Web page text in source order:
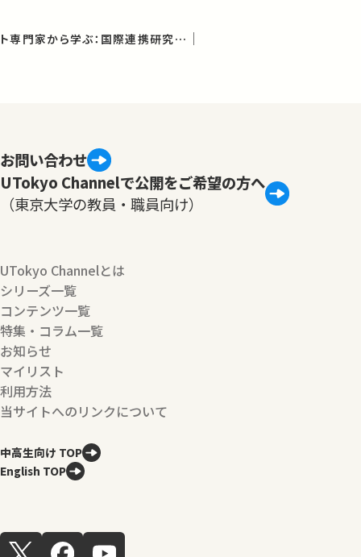
欧州の研究マネジメント専門家から学ぶ：国際連携研究で求められるスキルと役割
お問い合わせ
UTokyo Channelで公開をご希望の方へ
（東京大学の教員・職員向け）
UTokyo Channelとは
シリーズ一覧
コンテンツ一覧
特集・コラム一覧
お知らせ
マイリスト
利用方法
当サイトへのリンクについて
中高生向け TOP
English TOP